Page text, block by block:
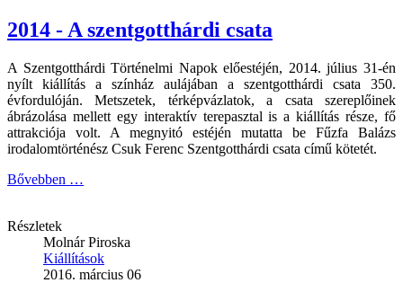
2014 - A szentgotthárdi csata
A Szentgotthárdi Történelmi Napok előestéjén, 2014. július 31-én
nyílt kiállítás a színház aulájában a szentgotthárdi csata 350.
évfordulóján. Metszetek, térképvázlatok, a csata szereplőinek
ábrázolása mellett egy interaktív terepasztal is a kiállítás része, fő
attrakciója volt. A megnyitó estéjén mutatta be Fűzfa Balázs
irodalomtörténész Csuk Ferenc Szentgotthárdi csata című kötetét.
Bővebben …
Részletek
Molnár Piroska
Kiállítások
2016. március 06